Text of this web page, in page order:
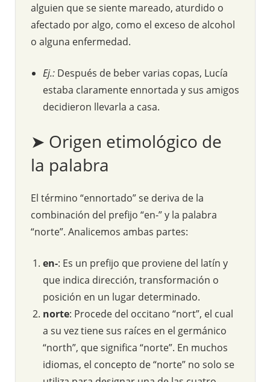
alguien que se siente mareado, aturdido o
afectado por algo, como el exceso de alcohol
o alguna enfermedad.
Ej.: Después de beber varias copas, Lucía
estaba claramente ennortada y sus amigos
decidieron llevarla a casa.
➤ Origen etimológico de
la palabra
El término “ennortado” se deriva de la
combinación del prefijo “en-” y la palabra
“norte”. Analicemos ambas partes:
en-: Es un prefijo que proviene del latín y
que indica dirección, transformación o
posición en un lugar determinado.
norte: Procede del occitano “nort”, el cual
a su vez tiene sus raíces en el germánico
“north”, que significa “norte”. En muchos
idiomas, el concepto de “norte” no solo se